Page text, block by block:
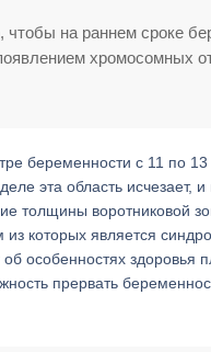
чтобы на раннем сроке
хромосомных
беременности с 11 по
эта область исчезает, и
толщины воротниковой
которых является
особенностях здоровья
прервать